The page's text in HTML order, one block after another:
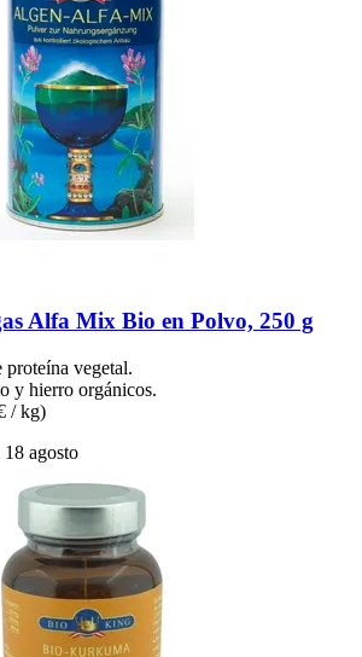
Alfa Mix Bio en Polvo, 250 g
proteína vegetal.
y hierro orgánicos.
/ kg)
18 agosto